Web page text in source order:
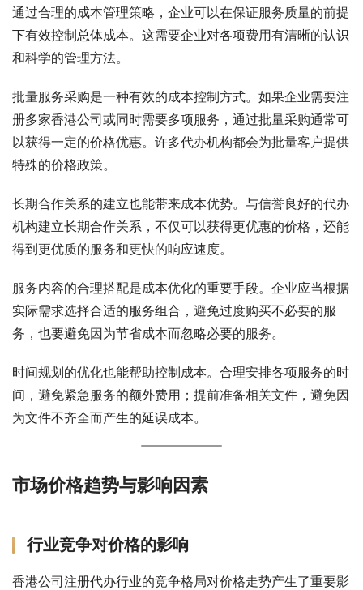
通过合理的成本管理策略，企业可以在保证服务质量的前提
下有效控制总体成本。这需要企业对各项费用有清晰的认识
和科学的管理方法。
批量服务采购是一种有效的成本控制方式。如果企业需要注
册多家香港公司或同时需要多项服务，通过批量采购通常可
以获得一定的价格优惠。许多代办机构都会为批量客户提供
特殊的价格政策。
长期合作关系的建立也能带来成本优势。与信誉良好的代办
机构建立长期合作关系，不仅可以获得更优惠的价格，还能
得到更优质的服务和更快的响应速度。
服务内容的合理搭配是成本优化的重要手段。企业应当根据
实际需求选择合适的服务组合，避免过度购买不必要的服
务，也要避免因为节省成本而忽略必要的服务。
时间规划的优化也能帮助控制成本。合理安排各项服务的时
间，避免紧急服务的额外费用；提前准备相关文件，避免因
为文件不齐全而产生的延误成本。
市场价格趋势与影响因素
行业竞争对价格的影响
香港公司注册代办行业的竞争格局对价格走势产生了重要影